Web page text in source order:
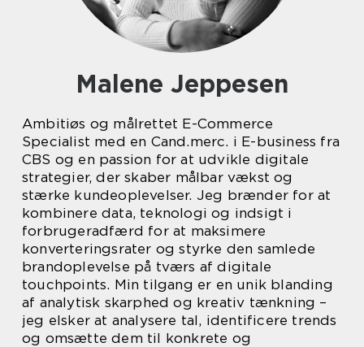
Malene Jeppesen
Ambitiøs og målrettet E-Commerce
Specialist med en Cand.merc. i E-business fra
CBS og en passion for at udvikle digitale
strategier, der skaber målbar vækst og
stærke kundeoplevelser. Jeg brænder for at
kombinere data, teknologi og indsigt i
forbrugeradfærd for at maksimere
konverteringsrater og styrke den samlede
brandoplevelse på tværs af digitale
touchpoints. Min tilgang er en unik blanding
af analytisk skarphed og kreativ tænkning –
jeg elsker at analysere tal, identificere trends
og omsætte dem til konkrete og